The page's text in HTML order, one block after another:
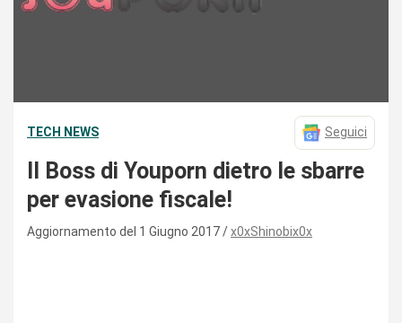
TECH NEWS Seguici
Il Boss di Youporn dietro le sbarre
per evasione fiscale!
Aggiornamento del 1 Giugno 2017 x0xShinobix0x